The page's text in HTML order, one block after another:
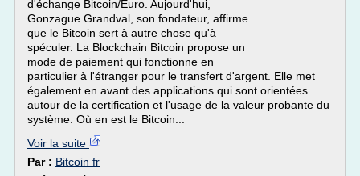
d'échange Bitcoin/Euro. Aujourd'hui,
Gonzague Grandval, son fondateur, affirme
que le Bitcoin sert à autre chose qu'à
spéculer. La Blockchain Bitcoin propose un
mode de paiement qui fonctionne en
particulier à l'étranger pour le transfert d'argent. Elle met
également en avant des applications qui sont orientées
autour de la certification et l'usage de la valeur probante du
système. Où en est le Bitcoin...
Voir la suite
Par : Bitcoin fr